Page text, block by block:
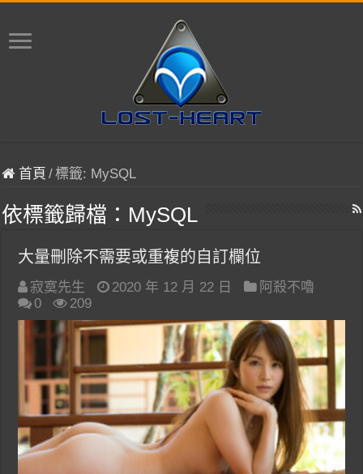
首頁 /標籤: MySQL
依標籤歸檔： MySQL
大量刪除不需要或重複的自訂欄位
寂寞先生 2020 年 12 月 22 日
阿殺不嚕
0
209